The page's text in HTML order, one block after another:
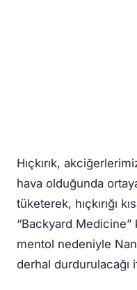
Hıçkırık,
hava olduğunda
tüketerek, hıçkırığı
“Backyard Medicine”
mentol nedeniyle
derhal durdurulacağı